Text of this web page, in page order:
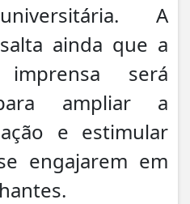
A
ainda que a
será
ampliar a
e estimular
engajarem em